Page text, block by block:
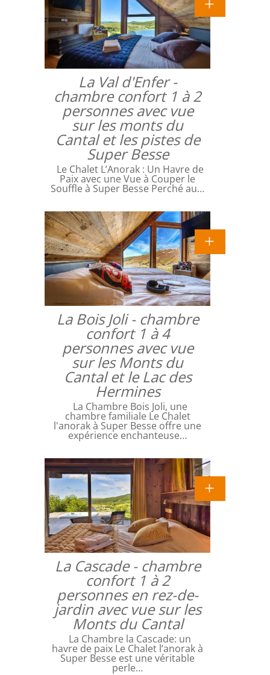
La Val d'Enfer -
chambre confort 1 à 2
personnes avec vue
sur les monts du
Cantal et les pistes de
Super Besse
Le Chalet L’Anorak : Un Havre de
Paix avec une Vue à Couper le
Souffle à Super Besse Perché au…
La Bois Joli - chambre
confort 1 à 4
personnes avec vue
sur les Monts du
Cantal et le Lac des
Hermines
La Chambre Bois Joli, une
chambre familiale Le Chalet
l'anorak à Super Besse offre une
expérience enchanteuse…
La Cascade - chambre
confort 1 à 2
personnes en rez-de-
jardin avec vue sur les
Monts du Cantal
La Chambre la Cascade: un
havre de paix Le Chalet l’anorak à
Super Besse est une véritable
perle…